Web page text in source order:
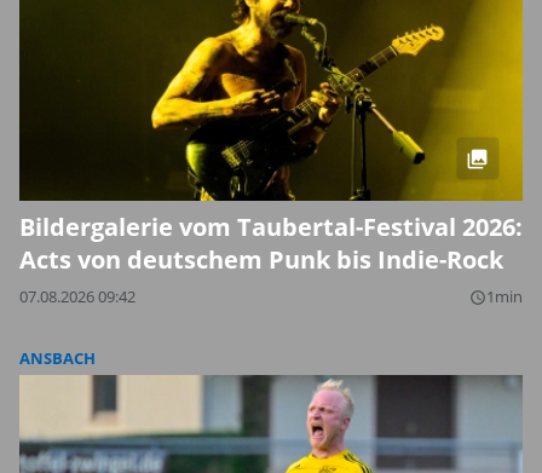
Bildergalerie vom Taubertal-Festival 2026:
Acts von deutschem Punk bis Indie-Rock
07.08.2026 09:42 query_builder1min
ANSBACH